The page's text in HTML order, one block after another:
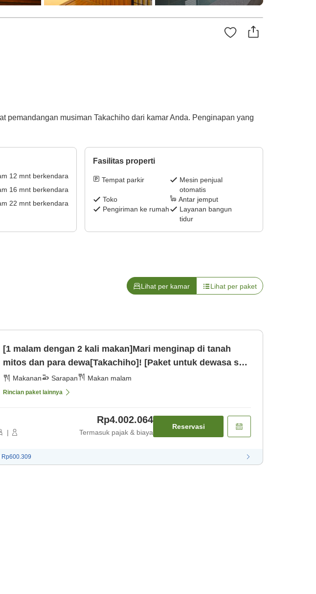
pemandangan musiman Takachiho dari kamar Anda. Penginapan yang
12 mnt berkendara
16 mnt berkendara
22 mnt berkendara
Fasilitas properti
Tempat parkir
Mesin penjual
otomatis
Toko
Antar jemput
Pengiriman ke rumah
Layanan bangun
tidur
Lihat per kamar Lihat per paket
[1 malam dengan 2 kali makan]Mari menginap di tanah
mitos dan para dewa[Takachiho]! [Paket untuk dewasa saja
(12 tahun ke atas)] [Makan malam] [Sarapan]
Makanan Sarapan Makan malam
Rincian paket lainnya
|
Rp4.002.064
Termasuk pajak & biaya
Reservasi
Rp600.309